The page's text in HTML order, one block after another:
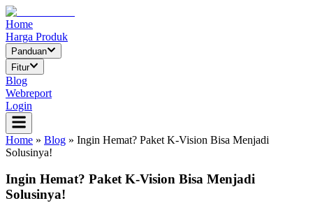
Home
Harga Produk
Panduan
Fitur
Blog
Webreport
Login
Home » Blog » Ingin Hemat? Paket K-Vision Bisa Menjadi
Solusinya!
Ingin Hemat? Paket K-Vision Bisa Menjadi
Solusinya!